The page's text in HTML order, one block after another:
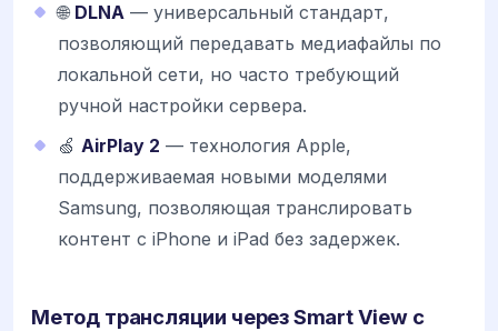
🌐 DLNA — универсальный стандарт,
позволяющий передавать медиафайлы по
локальной сети, но часто требующий
ручной настройки сервера.
🍏 AirPlay 2 — технология Apple,
поддерживаемая новыми моделями
Samsung, позволяющая транслировать
контент с iPhone и iPad без задержек.
Метод трансляции через Smart View с